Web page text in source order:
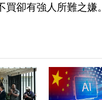
卻有強人所難之嫌。